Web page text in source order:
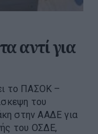
αντί για
το ΠΑΣΟΚ –
του
στην ΑΑΔΕ για
του ΟΣΔΕ,